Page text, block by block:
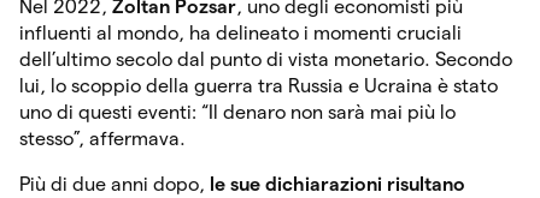
Nel 2022, Zoltan Pozsar, uno degli economisti più
influenti al mondo, ha delineato i momenti cruciali
dell’ultimo secolo dal punto di vista monetario. Secondo
lui, lo scoppio della guerra tra Russia e Ucraina è stato
uno di questi eventi: “Il denaro non sarà mai più lo
stesso”, affermava.
Più di due anni dopo, le sue dichiarazioni risultano